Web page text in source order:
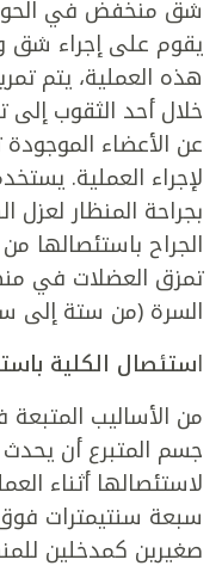
شق منخفض في
يقوم على إجراء شق
هذه العملية، يتم
خلال أحد الثقوب إلى
عن الأعضاء
لإجراء العملية.
بجراحة المنظار لعزل
الجراح
تمزق العضلات في
السرة (من ستة إلى
استئصال الكلية
من الأساليب
جسم المتبرع أن يحدث
لاستئصالها أثناء
سبعة سنتيمترات
صغيرين كمدخلين